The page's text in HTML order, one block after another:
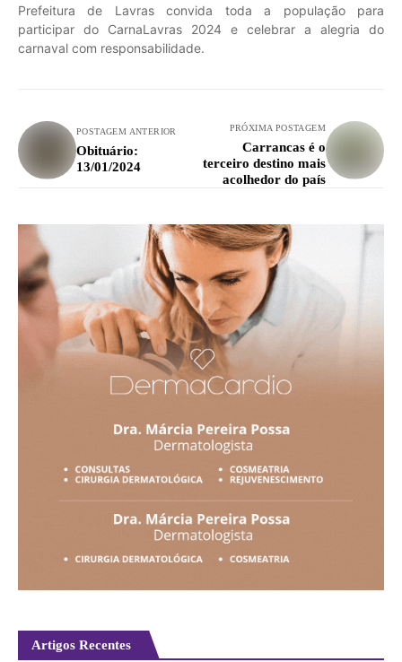
Prefeitura de Lavras convida toda a população para
participar do CarnaLavras 2024 e celebrar a alegria do
carnaval com responsabilidade.
POSTAGEM ANTERIOR
Obituário:
13/01/2024
PRÓXIMA POSTAGEM
Carrancas é o
terceiro destino mais
acolhedor do país
Artigos Recentes